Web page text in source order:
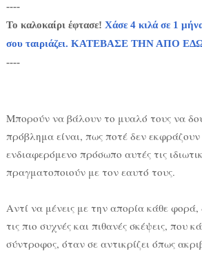
----
Το καλοκαίρι έφτασε! Χάσε 4 κιλά σε 1
σου ταιριάζει. ΚΑΤΕΒΑΣΕ ΤΗΝ ΑΠΟ
----
Μπορούν να βάλουν το μυαλό τους να
πρόβλημα είναι, πως ποτέ δεν
ενδιαφερόμενο πρόσωπο αυτές τις
πραγματοποιούν με τον εαυτό τους.
Αντί να μένεις με την απορία κάθε φορά,
τις πιο συχνές και πιθανές σκέψεις, που
σύντροφος, όταν σε αντικρίζει όπως